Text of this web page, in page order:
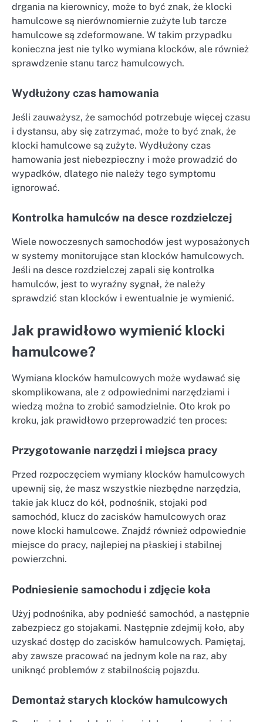
drgania na kierownicy, może to być znak, że klocki
hamulcowe są nierównomiernie zużyte lub tarcze
hamulcowe są zdeformowane. W takim przypadku
konieczna jest nie tylko wymiana klocków, ale również
sprawdzenie stanu tarcz hamulcowych.
Wydłużony czas hamowania
Jeśli zauważysz, że samochód potrzebuje więcej czasu
i dystansu, aby się zatrzymać, może to być znak, że
klocki hamulcowe są zużyte. Wydłużony czas
hamowania jest niebezpieczny i może prowadzić do
wypadków, dlatego nie należy tego symptomu
ignorować.
Kontrolka hamulców na desce rozdzielczej
Wiele nowoczesnych samochodów jest wyposażonych
w systemy monitorujące stan klocków hamulcowych.
Jeśli na desce rozdzielczej zapali się kontrolka
hamulców, jest to wyraźny sygnał, że należy
sprawdzić stan klocków i ewentualnie je wymienić.
Jak prawidłowo wymienić klocki
hamulcowe?
Wymiana klocków hamulcowych może wydawać się
skomplikowana, ale z odpowiednimi narzędziami i
wiedzą można to zrobić samodzielnie. Oto krok po
kroku, jak prawidłowo przeprowadzić ten proces:
Przygotowanie narzędzi i miejsca pracy
Przed rozpoczęciem wymiany klocków hamulcowych
upewnij się, że masz wszystkie niezbędne narzędzia,
takie jak klucz do kół, podnośnik, stojaki pod
samochód, klucz do zacisków hamulcowych oraz
nowe klocki hamulcowe. Znajdź również odpowiednie
miejsce do pracy, najlepiej na płaskiej i stabilnej
powierzchni.
Podniesienie samochodu i zdjęcie koła
Użyj podnośnika, aby podnieść samochód, a następnie
zabezpiecz go stojakami. Następnie zdejmij koło, aby
uzyskać dostęp do zacisków hamulcowych. Pamiętaj,
aby zawsze pracować na jednym kole na raz, aby
uniknąć problemów z stabilnością pojazdu.
Demontaż starych klocków hamulcowych